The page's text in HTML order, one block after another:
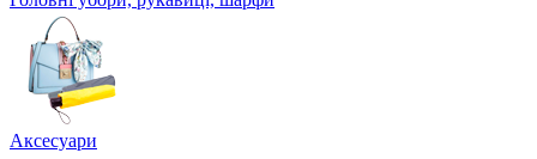
Аксесуари